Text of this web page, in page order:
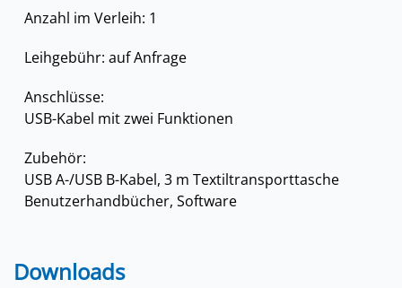
Anzahl im Verleih: 1
Leihgebühr: auf Anfrage
Anschlüsse:
USB-Kabel mit zwei Funktionen
Zubehör:
USB A-/USB B-Kabel, 3 m Textiltransporttasche
Benutzerhandbücher, Software
Downloads